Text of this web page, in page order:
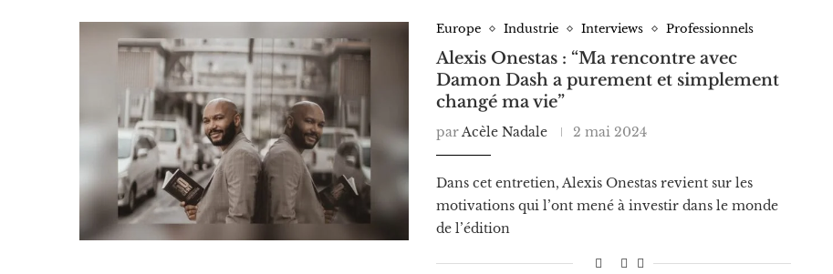
Europe Industrie Interviews Professionnels
Alexis Onestas : “Ma rencontre avec
Damon Dash a purement et simplement
changé ma vie”
parAcèle Nadale 2 mai 2024
Dans cet entretien, Alexis Onestas revient sur les
motivations qui l’ont mené à investir dans le monde
de l’édition